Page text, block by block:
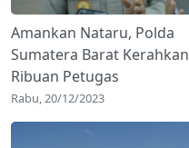
Amankan Nataru, Polda
Sumatera Barat Kerahkan
Ribuan Petugas
Rabu, 20/12/2023